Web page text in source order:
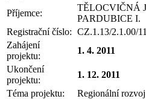
Příjemce:
TĚLOCVIČNÁ
PARDUBICE I.
Registrační číslo: CZ.1.13/2.1.00/
Zahájení
projektu:
1. 4. 2011
Ukončení
projektu:
1. 12. 2011
Téma projektu:
Regionální rozvoj